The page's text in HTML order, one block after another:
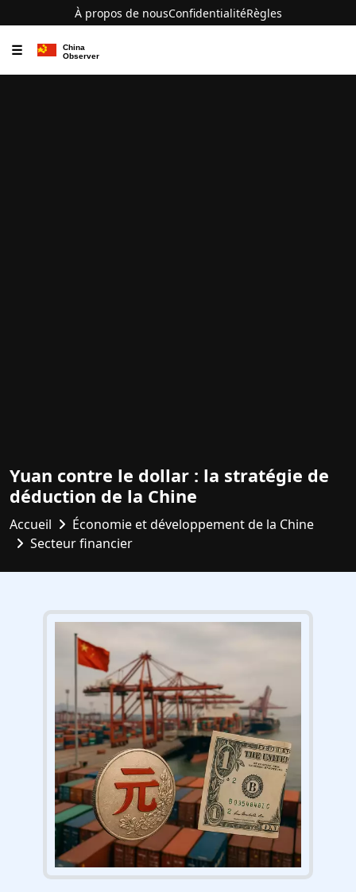
À propos de nousConfidentialitéRègles
☰
Yuan contre le dollar : la stratégie de
déduction de la Chine
Accueil
Économie et développement de la Chine
Secteur financier